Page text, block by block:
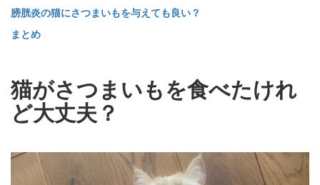
膀胱炎の猫にさつまいもを与えても良い？
まとめ
猫がさつまいもを食べたけれ
ど大丈夫？